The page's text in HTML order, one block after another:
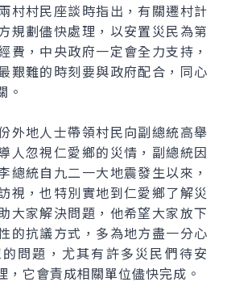
村民座談時指出，有關遷村計
規劃儘快處理，以安置災民為第
費，中央政府一定會全力支持，
艱難的時刻要與政府配合，同心
。
地人士帶領村民向副總統高舉
人忽視仁愛鄉的災情，副總統因
總統自九二一大地震發生以來，
視，也特別實地到仁愛鄉了解災
大家解決問題，他希望大家放下
的抗議方式，多為地方盡一分心
問題，尤其有許多災民們待安
，它會責成相關單位儘快完成。